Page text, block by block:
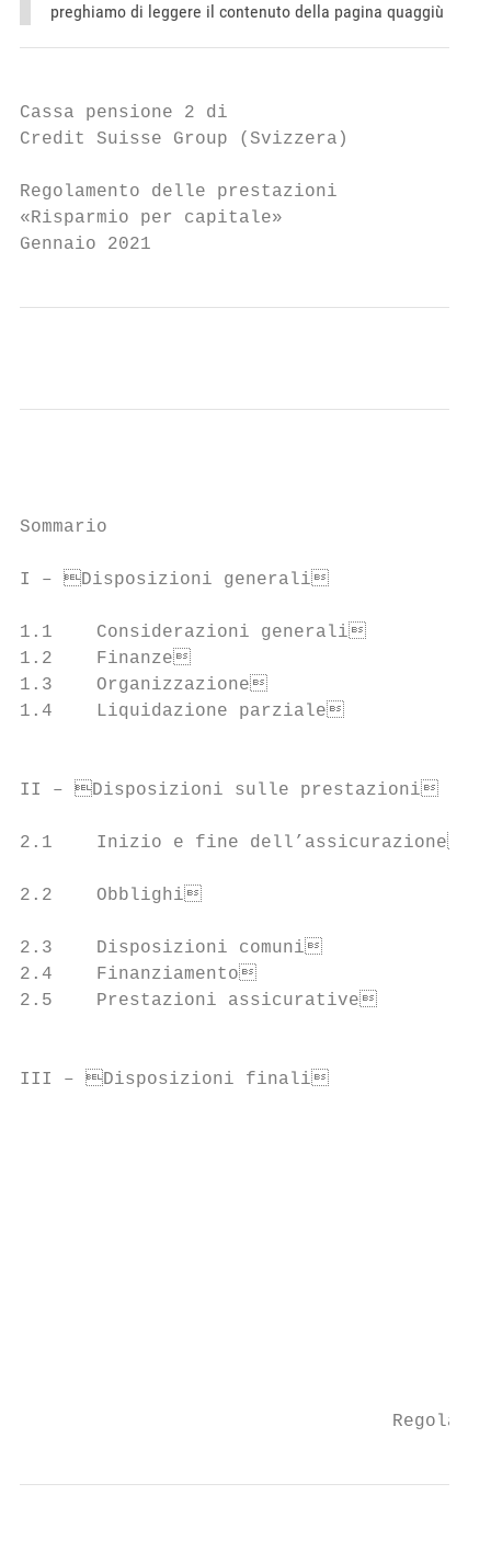
preghiamo di leggere il contenuto della pagina quaggiù
Cassa pensione 2 di
Credit Suisse Group (Svizzera)
Regolamento delle prestazioni
«Risparmio per capitale»
Gennaio 2021
Sommario
I – Disposizioni generali
1.1    Considerazioni generali
1.2    Finanze
1.3    Organizzazione
1.4    Liquidazione parziale
II – Disposizioni sulle
2.1    Inizio e fine
2.2    Obblighi
2.3    Disposizioni comuni
2.4    Finanziamento
2.5    Prestazioni assicurative
III – Disposizioni finali